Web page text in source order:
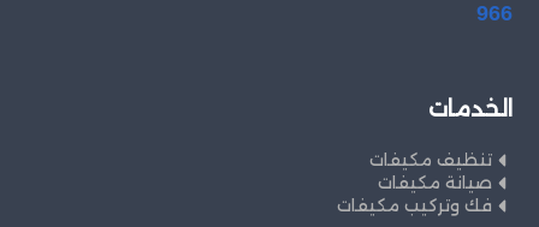
966
الخدمات
تنظيف مكيفات
صيانة مكيفات
فك وتركيب مكيفات